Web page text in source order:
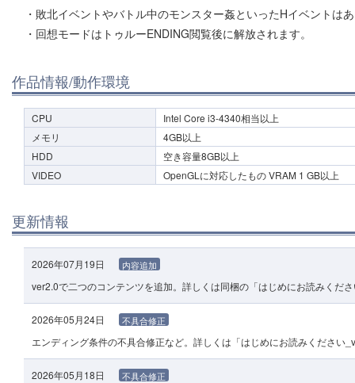
・敗北イベントやバトル中のモンスター姦といったHイベントは
・回想モードはトゥルーENDING閲覧後に解放されます。
作品情報/動作環境
CPU
Intel Core i3-4340相当以上
メモリ
4GB以上
HDD
空き容量8GB以上
VIDEO
OpenGLに対応したもの VRAM 1 GB以上
更新情報
2026年07月19日 内容追加
ver2.0で二つのコンテンツを追加。詳しくは同梱の「はじめにお読みくだ
2026年05月24日 不具合修正
エンディング条件の不具合修正など。詳しくは「はじめにお読みください
2026年05月18日 不具合修正